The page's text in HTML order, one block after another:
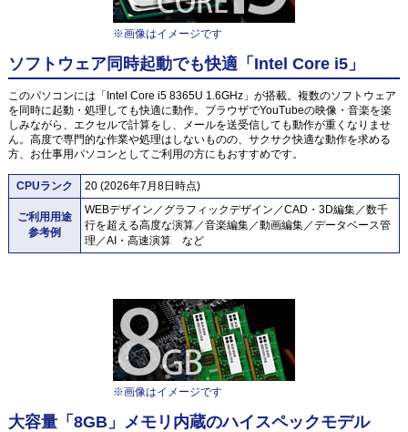
※画像はイメージです
ソフトウェア同時起動でも快適「Intel Core i5」
このパソコンには「Intel Core i5 8365U 1.6GHz」が搭載。複数のソフトウェア
を同時に起動・処理しても快適に動作。ブラウザでYouTubeの映像・音楽を楽
しみながら、エクセルで計算をし、メールを送受信しても動作が重くなりませ
ん。高度で専門的な作業や処理はしないものの、サクサク快適な動作を求める
方、お仕事用パソコンとしてご利用の方にもおすすめです。
CPUランク 20 (2026年7月8日時点)
ご利用用途
参考例
WEBデザイン／グラフィックデザイン／CAD・3D編集／数千
行を超える高度な演算／音楽編集／動画編集／データベース管
理／AI・高速演算 など
※画像はイメージです
大容量「8GB」メモリ内蔵のハイスペックモデル